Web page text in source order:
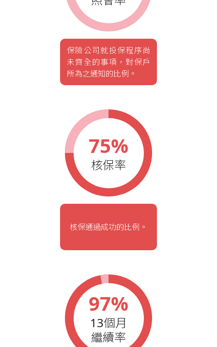
保險公司就投保程序尚
未齊全的事項，對保戶
所為之通知的比例。
75%
核保率
核保通過成功的比例。
97%
13個月
繼續率